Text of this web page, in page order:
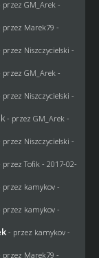
przez GM_Arek -
przez Marek79 -
przez Niszczycielski -
przez GM_Arek -
przez Niszczycielski -
- przez GM_Arek -
przez Niszczycielski -
przezTofik - 2017-02-
przez kamykov-
przez kamykov-
- przez kamykov-
przez Marek79 -